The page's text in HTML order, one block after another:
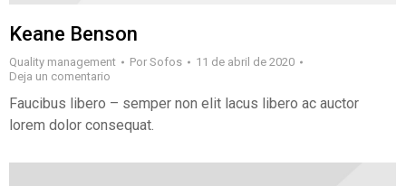
Keane Benson
Quality management Por Sofos
11 de abril de 2020
Deja un comentario
Faucibus libero – semper non elit lacus libero ac auctor
lorem dolor consequat.